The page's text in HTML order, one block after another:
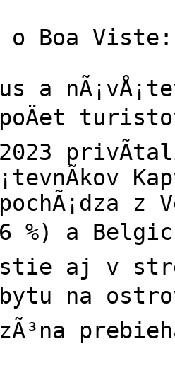
o Boa Viste:
a
z
%) a
aj v
na